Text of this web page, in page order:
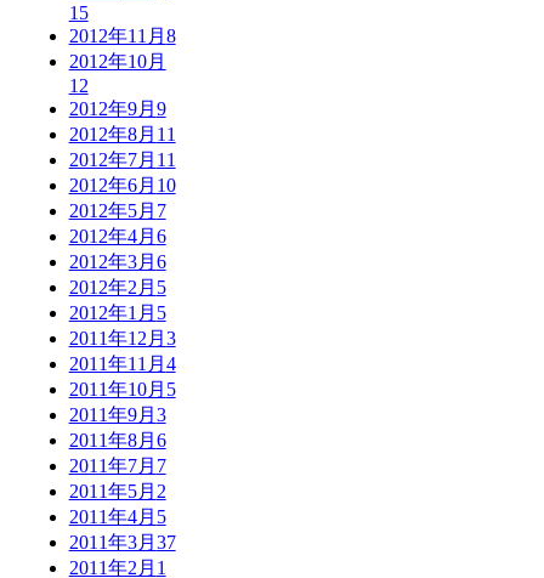
15
2012年11月 8
2012年10月
12
2012年9月 9
2012年8月 11
2012年7月 11
2012年6月 10
2012年5月 7
2012年4月 6
2012年3月 6
2012年2月 5
2012年1月 5
2011年12月 3
2011年11月 4
2011年10月 5
2011年9月 3
2011年8月 6
2011年7月 7
2011年5月 2
2011年4月 5
2011年3月 37
2011年2月 1